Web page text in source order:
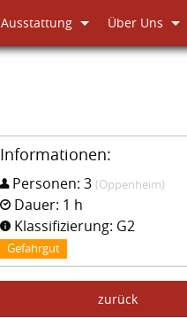
Ausstattung Über Uns
Informationen:
Personen: 3 (Oppenheim)
Dauer: 1 h
Klassifizierung: G2
Gefahrgut
zurück